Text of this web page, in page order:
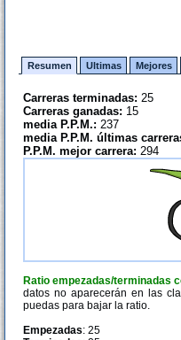
Resumen Ultimas Mejores
Carreras terminadas: 25
Carreras ganadas: 15
media P.P.M.: 237
media P.P.M. últimas
P.P.M. mejor carrera: 294
Ratio empezadas/terminadas
datos no aparecerán en las
puedas para bajar la ratio.
Empezadas: 25